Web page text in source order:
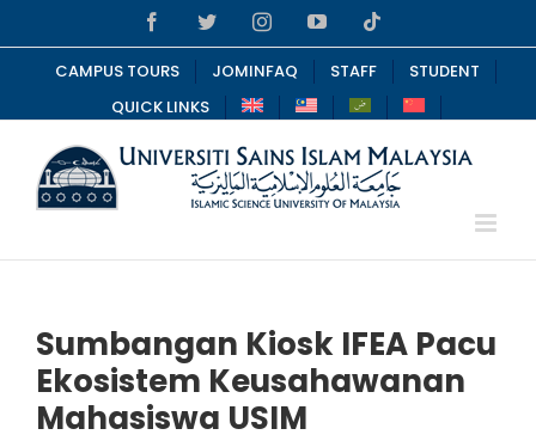
to
content
FacebookTwitterInstagramYouTube
CAMPUS TOURS JOMINFAQ STAFF
STUDENT
QUICK LINKS
Sumbangan Kiosk IFEA Pacu
Ekosistem Keusahawanan
Mahasiswa USIM